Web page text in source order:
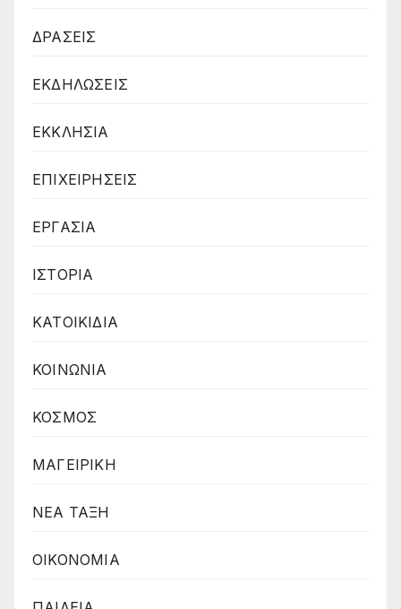
ΔΡΑΣΕΙΣ
ΕΚΔΗΛΩΣΕΙΣ
ΕΚΚΛΗΣΙΑ
ΕΠΙΧΕΙΡΗΣΕΙΣ
ΕΡΓΑΣΙΑ
ΙΣΤΟΡΙΑ
ΚΑΤΟΙΚΙΔΙΑ
ΚΟΙΝΩΝΙΑ
ΚΟΣΜΟΣ
ΜΑΓΕΙΡΙΚΗ
ΝΕΑ ΤΑΞΗ
ΟΙΚΟΝΟΜΙΑ